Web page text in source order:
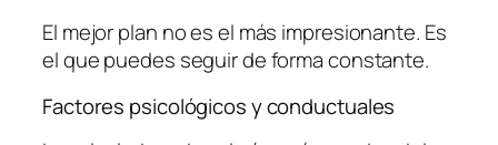
El mejor plan no es el más impresionante. Es
el que puedes seguir de forma constante.
Factores psicológicos y conductuales